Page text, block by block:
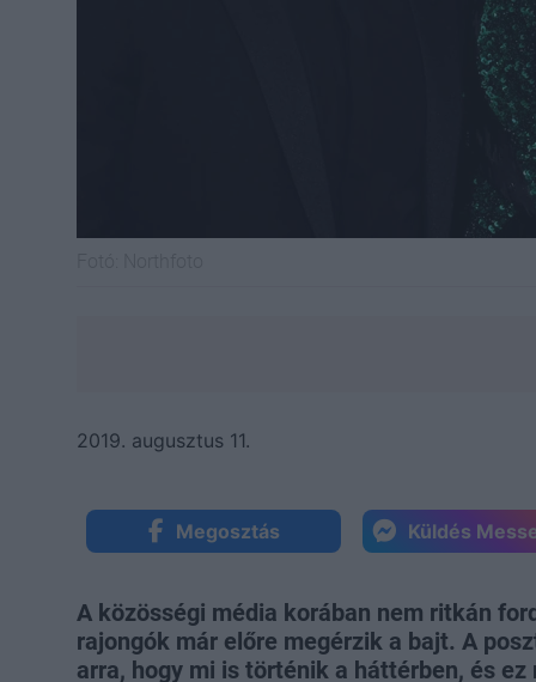
2019. augusztus 11.
Megosztás Küldés
A közösségi média korában nem ritkán
rajongók már előre megérzik a bajt. A
arra, hogy mi is történik a háttérben, és ez